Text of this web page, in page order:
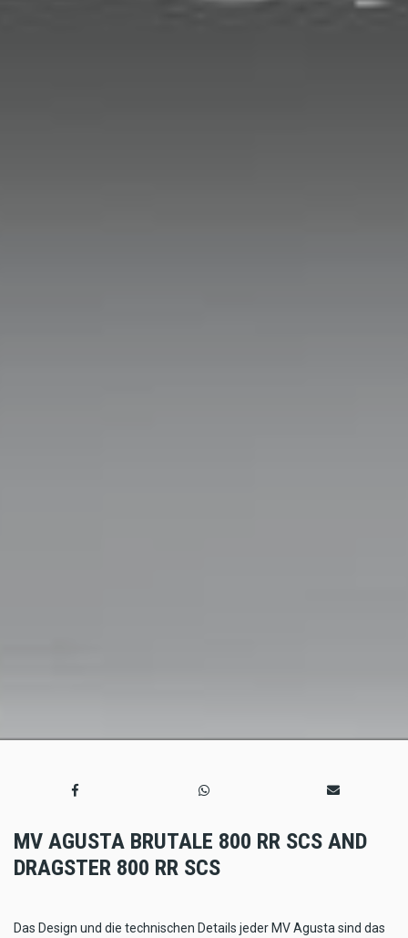
MV AGUSTA BRUTALE 800 RR SCS AND
DRAGSTER 800 RR SCS
Das Design und die technischen Details jeder MV Agusta sind das